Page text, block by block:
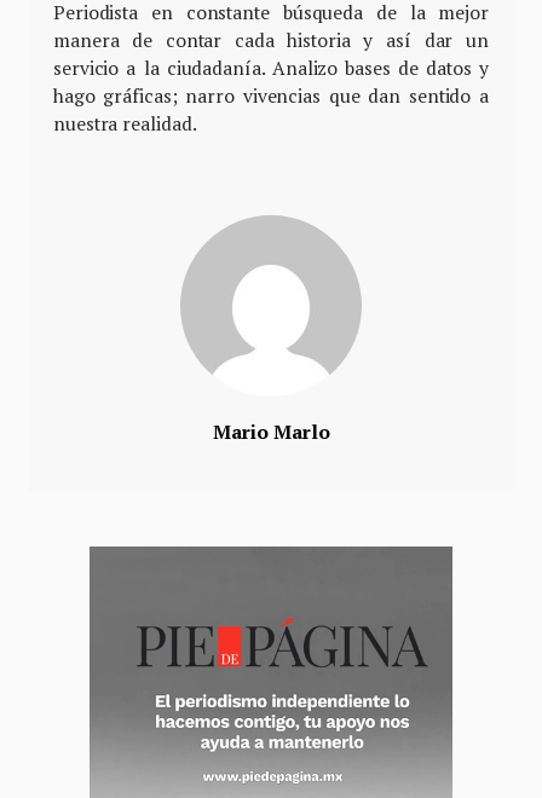
Periodista en constante búsqueda de la mejor
manera de contar cada historia y así dar un
servicio a la ciudadanía. Analizo bases de datos y
hago gráficas; narro vivencias que dan sentido a
nuestra realidad.
Mario Marlo